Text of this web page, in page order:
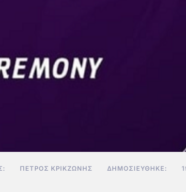
ΠΈΤΡΟΣ ΚΡΙΚΖΏΝΗΣ ΔΗΜΟΣΙΕΎΘΗΚΕ: